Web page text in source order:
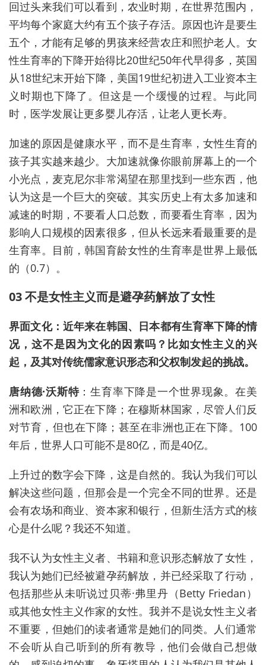
回过头来我们可以看到，农业时期，在世界范围内，
平均每个家庭大约有五个孩子存活。原因也许是要生
五个，才能有足够的男孩来经营农庄和照护老人。女
性生育率的下降开始得比20世纪50年代早得多，英国
从18世纪末开始下降，美国19世纪初进入工业资本主
义时期也下降了。但这是一个缓慢的过程。与此同
时，医学发展让更多婴儿存活，让老人更长寿。
加速的原因是健康水平，而不是生育率，女性生育的
孩子其实越来越少。大加速就像你眼前屏幕上的一个
小光点，麦克尼尔非常渴望在那里找到一些东西，他
认为这是一个巨大的突破。其实历史上有太多加速和
减速的时期，不要看人口总数，而要看生育率，因为
影响人口规模的因素很多 ，但从长远来看最重要的是
生育率。目前，韩国育龄女性的生育率是世界上最低
的（0.7）。
03 不是女性主义而是避孕药解放了女性
界面文化：近年来在韩国、日本都有生育率下降的情
况，这不是因为文化的因素吗？比如女性主义的兴
起，及其对传统儒家意识形态和父权制发起的挑战。
唐纳德·沃斯特：生育率下降是一个世界现象。在美
洲和欧洲，它正在下降；在穆斯林国家，尽管人们反
对节育，但也在下降；甚至在非洲也正在下降。100
年后，世界人口可能不是80亿，而是40亿。
上升过的数字会下降，这是自然的。我认为我们可以
解决这些问题，但那会是一个完全不同的世界。还是
会有农场和商业、 资本家和银行，但新生活方式的核
心是什么呢？我还不知道。
我不认为女性主义者、书籍和意识形态解放了女性，
我认为她们已经被避孕药解放，并已经采取了行动，
包括那些从未听说过贝蒂·弗里丹（Betty Friedan）
或其他女性主义作家的女性。我并不是说女性主义者
不重要，但她们的读者通常是她们的同类。人们通常
不会听从自己听到的所有教导，他们会做自己想做